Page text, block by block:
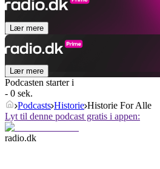
Lær mere
Lær mere
Podcasten starter i
- 0 sek.
Podcasts Historie Historie For Alle
Lyt til denne podcast gratis i appen:
radio.dk